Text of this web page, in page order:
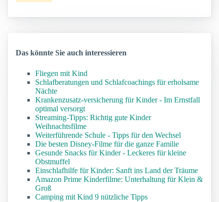
Das könnte Sie auch interessieren
Fliegen mit Kind
Schlafberatungen und Schlafcoachings für erholsame
Nächte
Krankenzusatz-versicherung für Kinder - Im Ernstfall
optimal versorgt
Streaming-Tipps: Richtig gute Kinder
Weihnachtsfilme
Weiterführende Schule - Tipps für den Wechsel
Die besten Disney-Filme für die ganze Familie
Gesunde Snacks für Kinder - Leckeres für kleine
Obstmuffel
Einschlafhilfe für Kinder: Sanft ins Land der Träume
Amazon Prime Kinderfilme: Unterhaltung für Klein &
Groß
Camping mit Kind 9 nützliche Tipps